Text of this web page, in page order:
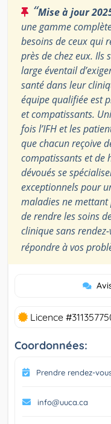
“Mise à jour
une gamme
besoins de ceux qui
près de chez eux. Ils
large éventail
santé dans leur
équipe qualifiée est
et compatissants.
fois l’IFH et les
que chacun reçoive
compatissants et de
dévoués se
exceptionnels pour
maladies ne mettant
de rendre les soins
clinique sans
répondre à vos
Licence
Coordonnées:
Prendre rendez-
info@uuca.ca